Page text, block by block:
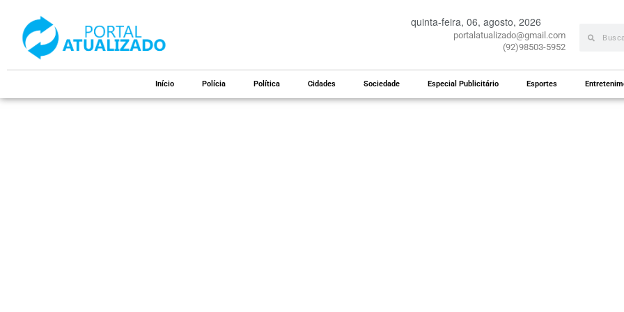
quinta-feira, 06, agosto, 2026
portalatualizado@gmail.com
(92)98503-5952
Início Polícia Política Cidades Sociedade Especial Publicitário Esportes